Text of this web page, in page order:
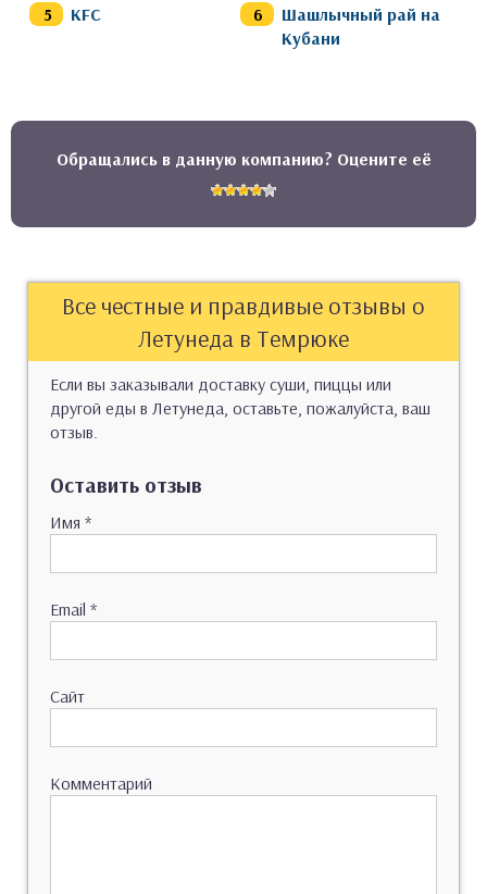
KFC
Шашлычный рай на
Кубани
Обращались в данную компанию? Оцените её
Все честные и правдивые отзывы о
Летунеда в Темрюке
Если вы заказывали доставку суши, пиццы или
другой еды в Летунеда, оставьте, пожалуйста, ваш
отзыв.
Оставить отзыв
Имя *
Email *
Сайт
Комментарий